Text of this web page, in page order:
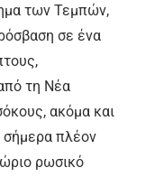
των Τεμπών,
σε ένα
τη Νέα
ακόμα και
σήμερα πλέον
ρωσικό